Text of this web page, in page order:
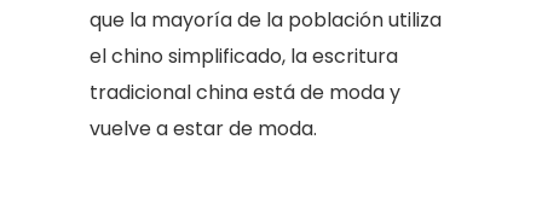
que la mayoría de la población utiliza
el chino simplificado, la escritura
tradicional china está de moda y
vuelve a estar de moda.